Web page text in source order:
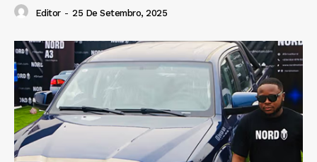
Editor - 25 De Setembro, 2025